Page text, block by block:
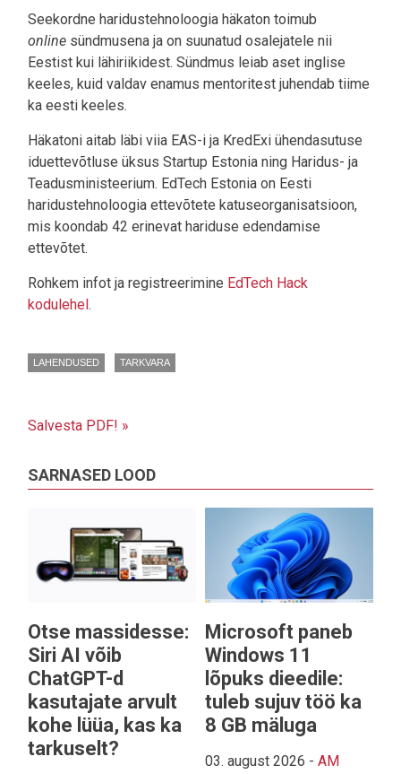
Seekordne haridustehnoloogia häkaton toimub
online sündmusena ja on suunatud osalejatele nii
Eestist kui lähiriikidest. Sündmus leiab aset inglise
keeles, kuid valdav enamus mentoritest juhendab tiime
ka eesti keeles.
Häkatoni aitab läbi viia EAS-i ja KredExi ühendasutuse
iduettevõtluse üksus Startup Estonia ning Haridus- ja
Teadusministeerium. EdTech Estonia on Eesti
haridustehnoloogia ettevõtete katuseorganisatsioon,
mis koondab 42 erinevat hariduse edendamise
ettevõtet.
Rohkem infot ja registreerimine EdTech Hack
kodulehel.
LAHENDUSED TARKVARA
Salvesta PDF! »
SARNASED LOOD
Otse massidesse:
Siri AI võib
ChatGPT-d
kasutajate arvult
kohe lüüa, kas ka
tarkuselt?
Microsoft paneb
Windows 11
lõpuks dieedile:
tuleb sujuv töö ka
8 GB mäluga
03. august 2026 - AM